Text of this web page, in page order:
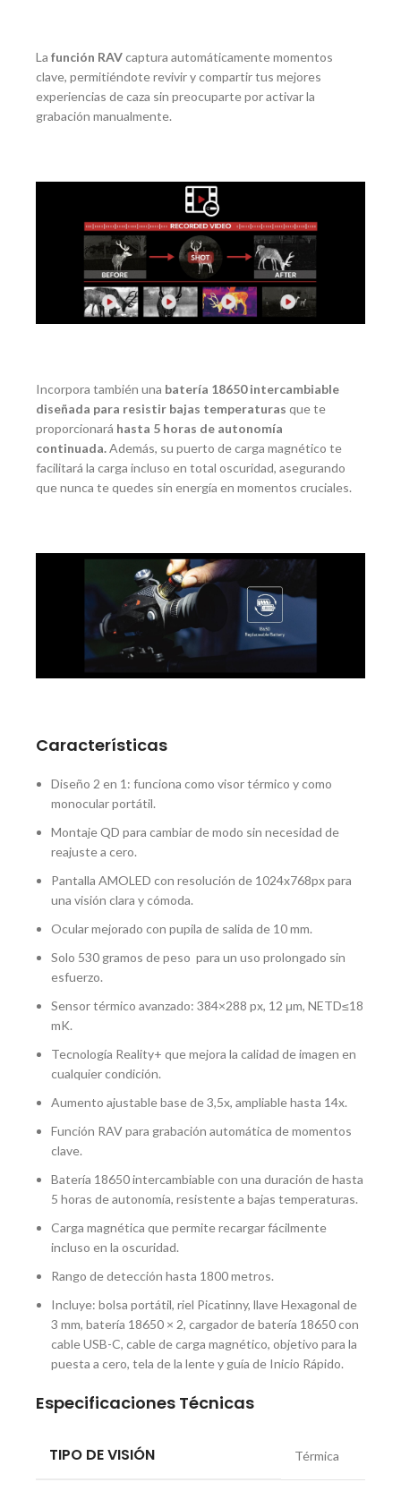
La función RAVcaptura automáticamente momentos
clave, permitiéndote revivir y compartir tus mejores
experiencias de caza sin preocuparte por activar la
grabación manualmente.
Incorpora también una batería 18650 intercambiable
diseñada para resistir bajas temperaturas que te
proporcionará hasta 5 horas de autonomía
continuada.Además, su puerto de carga magnético te
facilitará la carga incluso en total oscuridad, asegurando
que nunca te quedes sin energía en momentos cruciales.
Características
Diseño 2 en 1: funciona como visor térmico y como
monocular portátil.
Montaje QD para cambiar de modo sin necesidad de
reajuste a cero.
Pantalla AMOLED con resolución de 1024x768px para
una visión clara y cómoda.
Ocular mejorado con pupila de salida de 10 mm.
Solo 530 gramos de peso para un uso prolongado sin
esfuerzo.
Sensor térmico avanzado: 384×288 px, 12 μm, NETD≤18
mK.
Tecnología Reality+ que mejora la calidad de imagen en
cualquier condición.
Aumento ajustable base de 3,5x, ampliable hasta 14x.
Función RAV para grabación automática de momentos
clave.
Batería 18650 intercambiable con una duración de hasta
5 horas de autonomía, resistente a bajas temperaturas.
Carga magnética que permite recargar fácilmente
incluso en la oscuridad.
Rango de detección hasta 1800 metros.
Incluye: bolsa portátil, riel Picatinny, llave Hexagonal de
3 mm, batería 18650 × 2, cargador de batería 18650 con
cable USB-C, cable de carga magnético, objetivo para la
puesta a cero, tela de la lente y guía de Inicio Rápido.
Especificaciones Técnicas
TIPO DE VISIÓN Térmica